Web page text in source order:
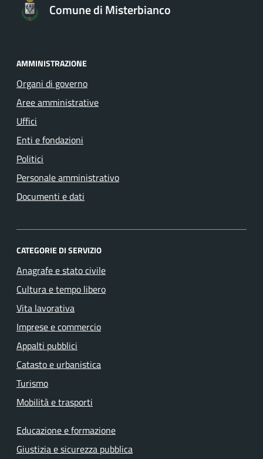
Comune di Misterbianco
AMMINISTRAZIONE
Organi di governo
Aree amministrative
Uffici
Enti e fondazioni
Politici
Personale amministrativo
Documenti e dati
CATEGORIE DI SERVIZIO
Anagrafe e stato civile
Cultura e tempo libero
Vita lavorativa
Imprese e commercio
Appalti pubblici
Catasto e urbanistica
Turismo
Mobilità e trasporti
Educazione e formazione
Giustizia e sicurezza pubblica